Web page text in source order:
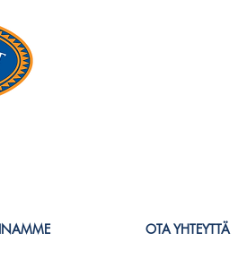
OTA YHTEYTTÄ